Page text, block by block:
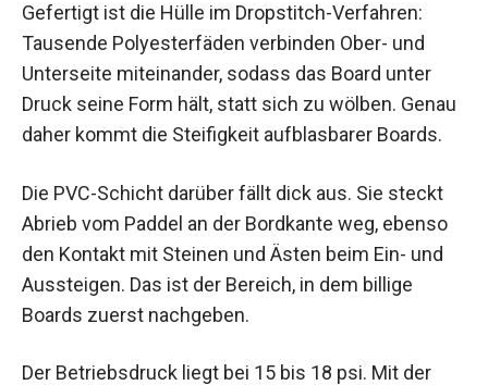
Gefertigt ist die Hülle im Dropstitch-Verfahren:
Tausende Polyesterfäden verbinden Ober- und
Unterseite miteinander, sodass das Board unter
Druck seine Form hält, statt sich zu wölben. Genau
daher kommt die Steifigkeit aufblasbarer Boards.
Die PVC-Schicht darüber fällt dick aus. Sie steckt
Abrieb vom Paddel an der Bordkante weg, ebenso
den Kontakt mit Steinen und Ästen beim Ein- und
Aussteigen. Das ist der Bereich, in dem billige
Boards zuerst nachgeben.
Der Betriebsdruck liegt bei 15 bis 18 psi. Mit der